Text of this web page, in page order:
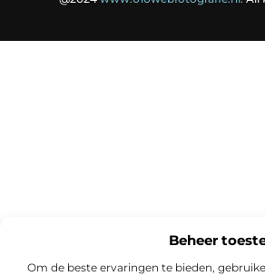
Beheer
Om de beste ervaringen te bieden,